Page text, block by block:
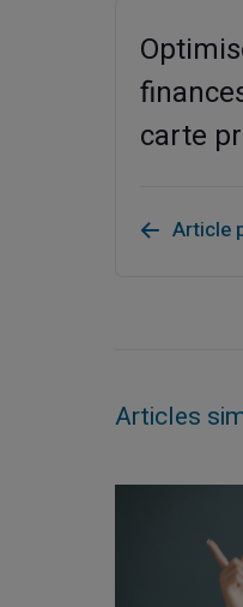
carte
Article
Articles